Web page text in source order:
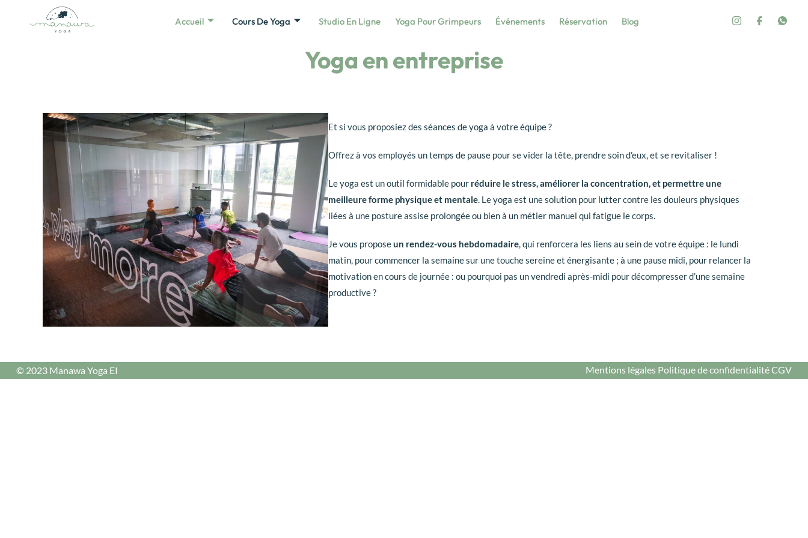
Accueil Cours De Yoga Studio En Ligne Yoga Pour Grimpeurs Événements Réservation Blog
Yoga en entreprise
Et si vous proposiez des séances de yoga à votre équipe ?
Offrez à vos employés un temps de pause pour se vider la tête, prendre soin d’eux, et se revitaliser !
Le yoga est un outil formidable pour réduire le stress, améliorer la concentration, et permettre une
meilleure forme physique et mentale. Le yoga est une solution pour lutter contre les douleurs physiques
liées à une posture assise prolongée ou bien à un métier manuel qui fatigue le corps.
Je vous proposeun rendez-vous hebdomadaire, qui renforcera les liens au sein de votre équipe : le lundi
matin, pour commencer la semaine sur une touche sereine et énergisante ; à une pause midi, pour relancer la
motivation en cours de journée : ou pourquoi pas un vendredi après-midi pour décompresser d’une semaine
productive ?
© 2023 Manawa Yoga EI Mentions légales Politique de confidentialitéCGV